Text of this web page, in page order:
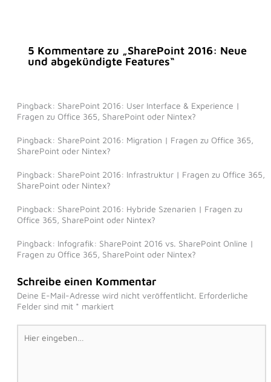
5 Kommentare zu „SharePoint 2016: Neue
und abgekündigte Features“
Pingback: SharePoint 2016: User Interface & Experience |
Fragen zu Office 365, SharePoint oder Nintex?
Pingback: SharePoint 2016: Migration | Fragen zu Office 365,
SharePoint oder Nintex?
Pingback: SharePoint 2016: Infrastruktur | Fragen zu Office 365,
SharePoint oder Nintex?
Pingback: SharePoint 2016: Hybride Szenarien | Fragen zu
Office 365, SharePoint oder Nintex?
Pingback: Infografik: SharePoint 2016 vs. SharePoint Online |
Fragen zu Office 365, SharePoint oder Nintex?
Schreibe einen Kommentar
Deine E-Mail-Adresse wird nicht veröffentlicht. Erforderliche
Felder sind mit * markiert
Hier
eingeben…